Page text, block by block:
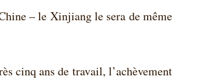
– le Xinjiang le sera de même
cinq ans de travail, l’achèvement